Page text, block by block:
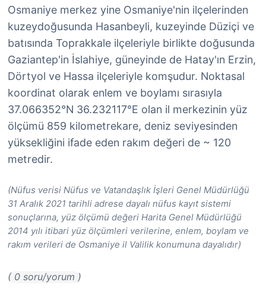
Osmaniye merkez yine Osmaniye'nin ilçelerinden
kuzeydoğusunda Hasanbeyli, kuzeyinde Düziçi ve
batısında Toprakkale ilçeleriyle birlikte doğusunda
Gaziantep'in İslahiye, güneyinde de Hatay'ın Erzin,
Dörtyol ve Hassa ilçeleriyle komşudur. Noktasal
koordinat olarak enlem ve boylamı sırasıyla
37.066352°N 36.232117°E olan il merkezinin yüz
ölçümü 859 kilometrekare, deniz seviyesinden
yüksekliğini ifade eden rakım değeri de ~ 120
metredir.
(Nüfus verisi Nüfus ve Vatandaşlık İşleri Genel Müdürlüğü
31 Aralık 2021 tarihli adrese dayalı nüfus kayıt sistemi
sonuçlarına, yüz ölçümü değeri Harita Genel Müdürlüğü
2014 yılı itibari yüz ölçümleri verilerine, enlem, boylam ve
rakım verileri de Osmaniye il Valilik konumuna dayalıdır)
( 0 soru/yorum )